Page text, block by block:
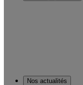
Nos actualités